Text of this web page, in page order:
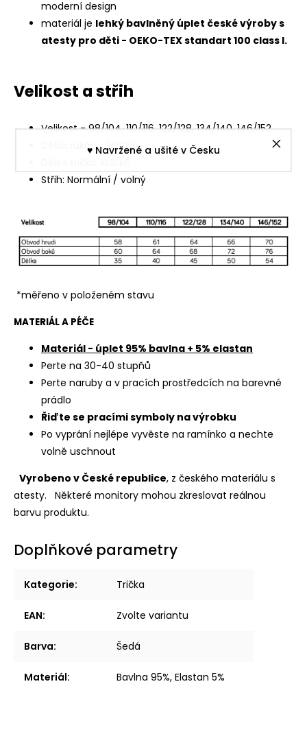
♥︎ Navržené a ušité v Česku
moderní design
materiál je lehký bavlněný úplet české výroby s
atesty pro děti - OEKO-TEX standart 100 class I.
Velikost a střih
Velikost - 98/104, 110/116, 122/128, 134/140, 146/152
Délka rukávu: krátký
Střih: Normální / volný
*měřeno v položeném stavu
MATERIÁL A PÉČE
Materiál - úplet 95% bavlna + 5% elastan
Perte na 30-40 stupňů
Perte naruby a v pracích prostředcích na barevné
prádlo
Řiďte se pracími symboly na výrobku
Po vyprání nejlépe vyvěste na ramínko a nechte
volně uschnout
Vyrobeno v České republice, z českého materiálu s
atesty.
Některé monitory mohou zkreslovat reálnou
barvu produktu.
Doplňkové parametry
Kategorie: Trička
EAN: Zvolte variantu
Barva: Šedá
Materiál: Bavlna 95%, Elastan 5%